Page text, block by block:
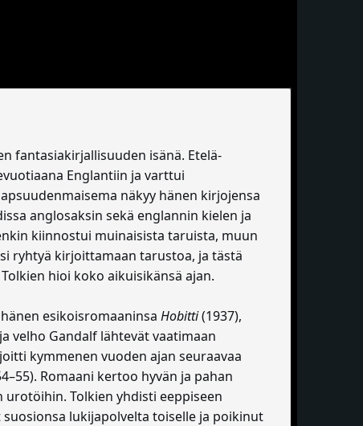
fantasiakirjallisuuden isänä. Etelä-
Englantiin ja varttui
näkyy hänen kirjojensa
anglosaksin sekä englannin kielen ja
kiinnostui muinaisista taruista, muun
ryhtyä kirjoittamaan tarustoa, ja tästä
hioi koko aikuisikänsä ajan.
esikoisromaaninsa Hobitti(1937),
velho Gandalf lähtevät vaatimaan
kymmenen vuoden ajan seuraavaa
Romaani kertoo hyvän ja pahan
Tolkien yhdisti eeppiseen
lukijapolvelta toiselle ja poikinut